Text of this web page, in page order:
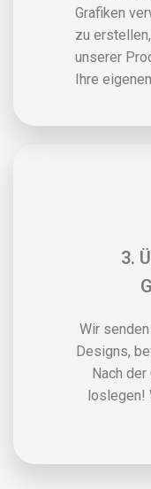
Grafiken
zu
unserer
Ihre
3.
Wir
Designs,
Nach
loslegen!